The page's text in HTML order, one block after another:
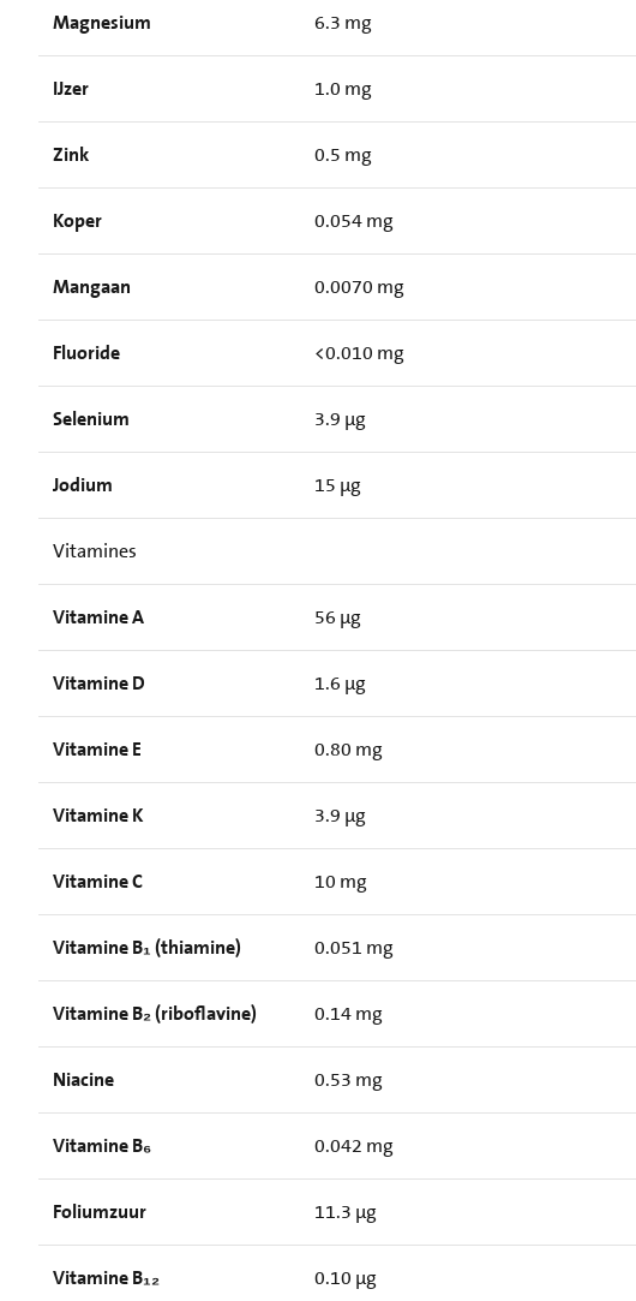
Magnesium 6.3 mg
IJzer 1.0 mg
Zink 0.5 mg
Koper 0.054 mg
Mangaan 0.0070 mg
Fluoride <0.010 mg
Selenium 3.9 µg
Jodium 15 µg
Vitamines
Vitamine A 56 µg
Vitamine D 1.6 µg
Vitamine E 0.80 mg
Vitamine K 3.9 µg
Vitamine C 10 mg
Vitamine B₁ (thiamine) 0.051 mg
Vitamine B₂ (riboflavine) 0.14 mg
Niacine 0.53 mg
Vitamine B₆ 0.042 mg
Foliumzuur 11.3 µg
Vitamine B₁₂ 0.10 µg